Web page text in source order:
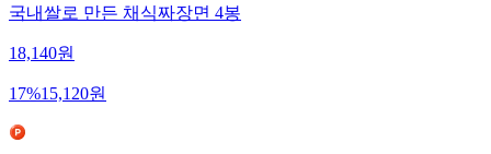
국내쌀로 만든 채식짜장면 4봉
18,140원
17%15,120원